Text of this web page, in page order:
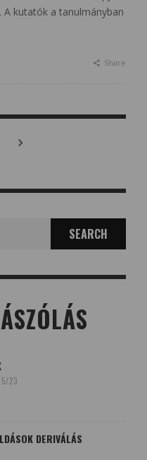
A kutatók a tanulmányban
Share
23
DERIVÁLÁS